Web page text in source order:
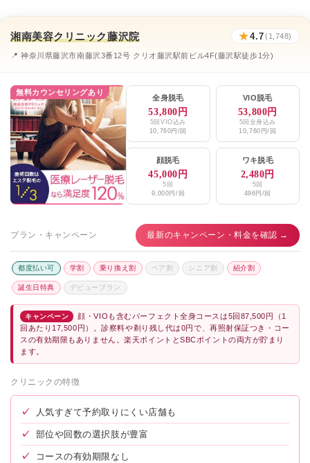
まつむらファミリークリニック ★4 (24件)
エミナルクリニックメンズ横浜院 ★4.1 / 5（144件）
レジーナクリニックオム横浜院 ★4.7 / 5（1,295件）
湘南美容クリニック藤沢院 ★4.7 / 5（1,748件）
メンズリゼ横浜 ★4.4 / 5（83件）
湘南美容クリニック藤沢院 ★4.7(1,748)
📍 神奈川県藤沢市南藤沢3番12号 クリオ藤沢駅前ビル4F(藤沢駅徒歩1分)
無料カウンセリングあり
全身脱毛
53,800円
5回VIO込み
10,760円/回
VIO脱毛
53,800円
5回全身込み
10,760円/回
顔脱毛
45,000円
5回
9,000円/回
ワキ脱毛
2,480円
5回
496円/回
プラン・キャンペーン 最新のキャンペーン・料金を確認 →
都度払い可 学割 乗り換え割 ペア割 シニア割 紹介割
誕生日特典 デビュープラン
キャンペーン
顔・VIOも含むパーフェクト全身コースは5回87,500円（1
回あたり17,500円）。診察料や剃り残し代は0円で、再照射保証つき・コー
スの有効期限もありません。楽天ポイントとSBCポイントの両方が貯まり
ます。
クリニックの特徴
✓ 人気すぎて予約取りにくい店舗も
✓ 部位や回数の選択肢が豊富
✓ コースの有効期限なし